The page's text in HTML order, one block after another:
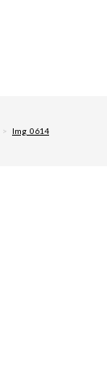
> Img_0614